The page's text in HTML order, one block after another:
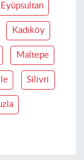
Eyüpsultan
Kadıköy
Maltepe
Silivri